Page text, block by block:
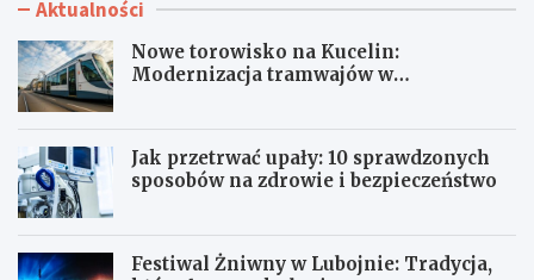
Aktualności
Nowe torowisko na Kucelin:
Modernizacja tramwajów w
Jak przetrwać upały: 10 sprawdzonych
sposobów na zdrowie i bezpieczeństwo
Festiwal Żniwny w Lubojnie: Tradycja,